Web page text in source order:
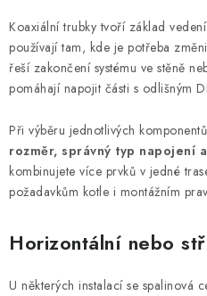
Koaxiální trubky tvoří základ
používají tam, kde je potřeba
řeší zakončení systému ve stěně
pomáhají napojit části s odlišným
Při výběru jednotlivých
rozměr, správný typ napojení
kombinujete více prvků v jedné
požadavkům kotle i montážním
Horizontální nebo
U některých instalací se spalinová